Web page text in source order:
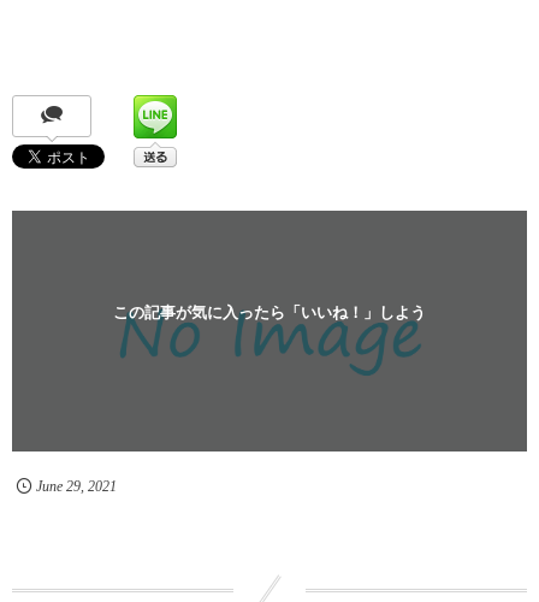
この記事が気に入ったら「いいね！」しよう
June 29, 2021